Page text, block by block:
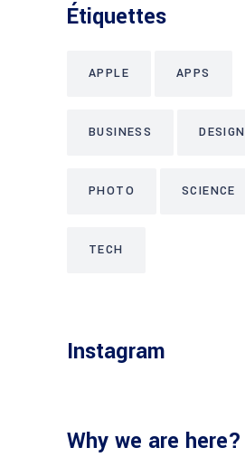
Étiquettes
APPLE APPS
BUSINESS DESIGN
PHOTO SCIENCE
TECH
Instagram
Why we are here?